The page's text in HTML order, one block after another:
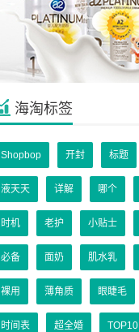
海淘标签
Shopbop 开封 标题
液天天 详解 哪个
时机 老护 小贴士
必备 面奶 肌水乳
裸用 薄角质 眼睫毛
时间表 超全婚 TOP10